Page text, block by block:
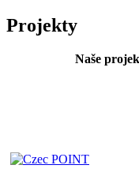
Projekty
Naše